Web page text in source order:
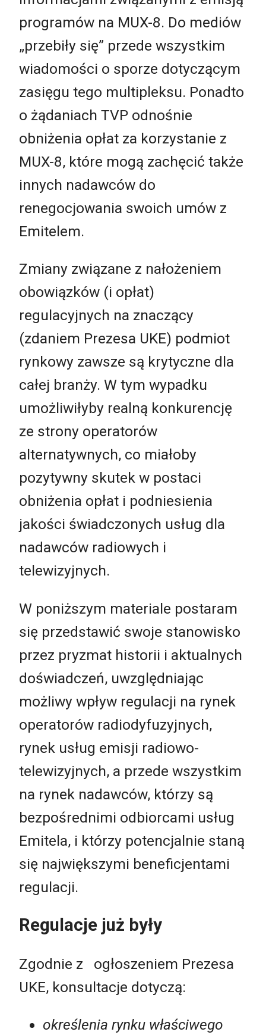
programów na MUX-8. Do mediów
„przebiły się” przede wszystkim
wiadomości o sporze dotyczącym
zasięgu tego multipleksu. Ponadto
o żądaniach TVP odnośnie
obniżenia opłat za korzystanie z
MUX-8, które mogą zachęcić także
innych nadawców do
renegocjowania swoich umów z
Emitelem.
Zmiany związane z nałożeniem
obowiązków (i opłat)
regulacyjnych na znaczący
(zdaniem Prezesa UKE) podmiot
rynkowy zawsze są krytyczne dla
całej branży. W tym wypadku
umożliwiłyby realną konkurencję
ze strony operatorów
alternatywnych, co miałoby
pozytywny skutek w postaci
obniżenia opłat i podniesienia
jakości świadczonych usług dla
nadawców radiowych i
telewizyjnych.
W poniższym materiale postaram
się przedstawić swoje stanowisko
przez pryzmat historii i aktualnych
doświadczeń, uwzględniając
możliwy wpływ regulacji na rynek
operatorów radiodyfuzyjnych,
rynek usług emisji radiowo-
telewizyjnych, a przede wszystkim
na rynek nadawców, którzy są
bezpośrednimi odbiorcami usług
Emitela, i którzy potencjalnie staną
się największymi beneficjentami
regulacji.
Regulacje już były
Zgodnie z ogłoszeniem Prezesa
UKE, konsultacje dotyczą:
określenia rynku właściwego